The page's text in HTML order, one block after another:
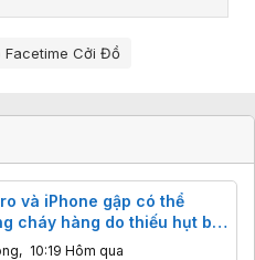
Facetime Cởi Đồ
và iPhone gập có thể
cháy hàng do thiếu hụt bộ
, 10:19 Hôm qua